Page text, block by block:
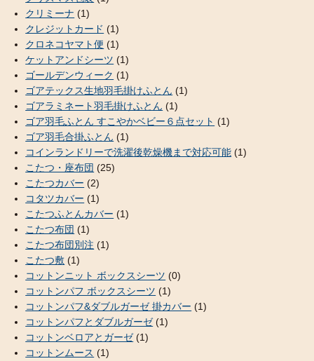
クリミーナ (1)
クレジットカード (1)
クロネコヤマト便 (1)
ケットアンドシーツ (1)
ゴールデンウィーク (1)
ゴアテックス生地羽毛掛けふとん (1)
ゴアラミネート羽毛掛けふとん (1)
ゴア羽毛ふとん すこやかベビー６点セット (1)
ゴア羽毛合掛ふとん (1)
コインランドリーで洗濯後乾燥機まで対応可能 (1)
こたつ・座布団 (25)
こたつカバー (2)
コタツカバー (1)
こたつふとんカバー (1)
こたつ布団 (1)
こたつ布団別注 (1)
こたつ敷 (1)
コットンニット ボックスシーツ (0)
コットンパフ ボックスシーツ (1)
コットンパフ&ダブルガーゼ 掛カバー (1)
コットンパフとダブルガーゼ(1)
コットンベロアとガーゼ(1)
コットンムース (1)